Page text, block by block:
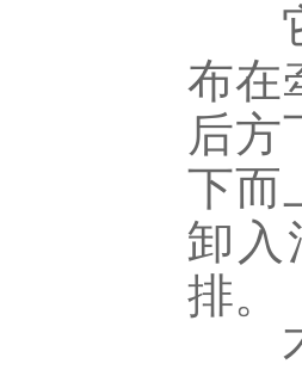
它
布在
后方
下而
卸入
排。
不